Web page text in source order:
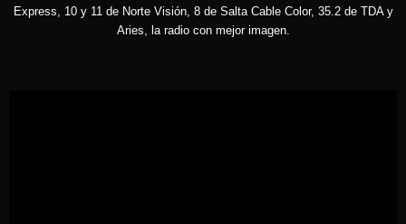
Express, 10 y 11 de Norte Visión, 8 de Salta Cable Color, 35.2 de TDA y
Aries, la radio con mejor imagen.